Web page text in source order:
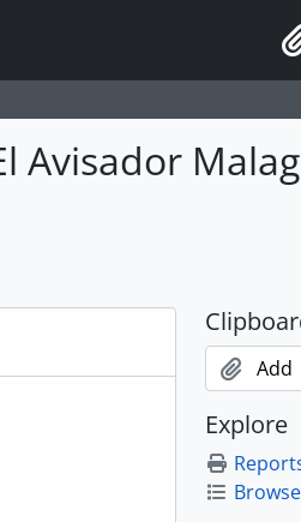
Avisador
Add
Explore